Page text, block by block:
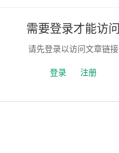
需要登录才能访问
请先登录以访问文章链接
登录 注册